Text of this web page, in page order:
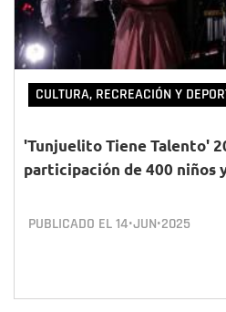
CULTURA, RECREACIÓN Y
'Tunjuelito Tiene Talento'
participación de 400 niños
PUBLICADO EL14•JUN•2025